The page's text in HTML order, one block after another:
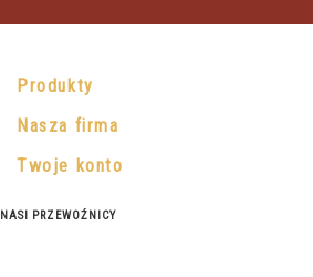
Produkty
Nasza firma
Twoje konto
NASI PRZEWOŹNICY